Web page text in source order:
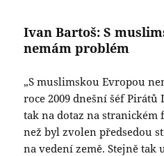
Ivan Bartoš: S
nemám problém
„S muslimskou Evropou
roce 2009 dnešní šéf
tak na dotaz na
než byl zvolen předsedou
na vedení země. Stejně